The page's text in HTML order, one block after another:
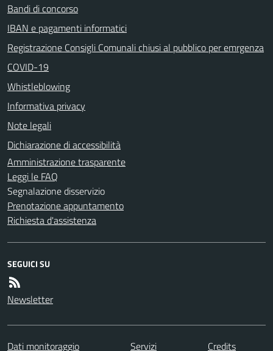
Bandi di concorso
IBAN e pagamenti informatici
Registrazione Consigli Comunali chiusi al pubblico per emrgenza
COVID-19
Whistleblowing
Informativa privacy
Note legali
Dichiarazione di accessibilità
Amministrazione trasparente
Leggi le FAQ
Segnalazione disservizio
Prenotazione appuntamento
Richiesta d'assistenza
SEGUICI SU
Newsletter
Dati monitoraggio Servizi Credits